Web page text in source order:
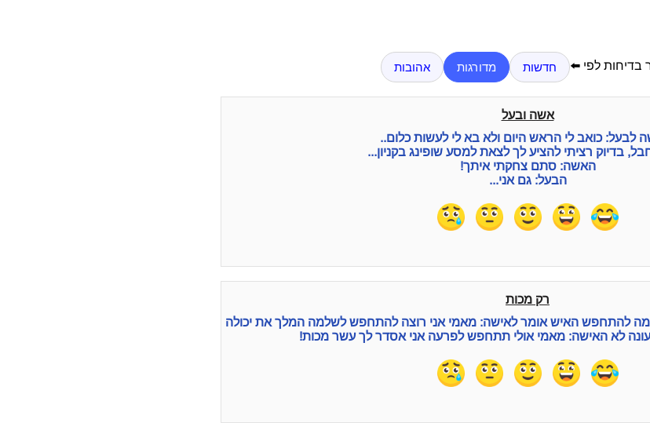
בדיחות לפי ⬅️ חדשות מדורגות אהובות
אשה ובעל
לבעל: כואב לי הראש היום ולא בא לי לעשות כלום..
בדיוק רציתי להציע לך לצאת למסע שופינג בקניון...
האשה: סתם צחקתי איתך!
הבעל: גם אני...
רק מכות
להתחפש האיש אומר לאישה: מאמי אני רוצה להתחפש לשלמה המלך את יכולה
לא האישה: מאמי אולי תתחפש לפרעה אני אסדר לך עשר מכות!